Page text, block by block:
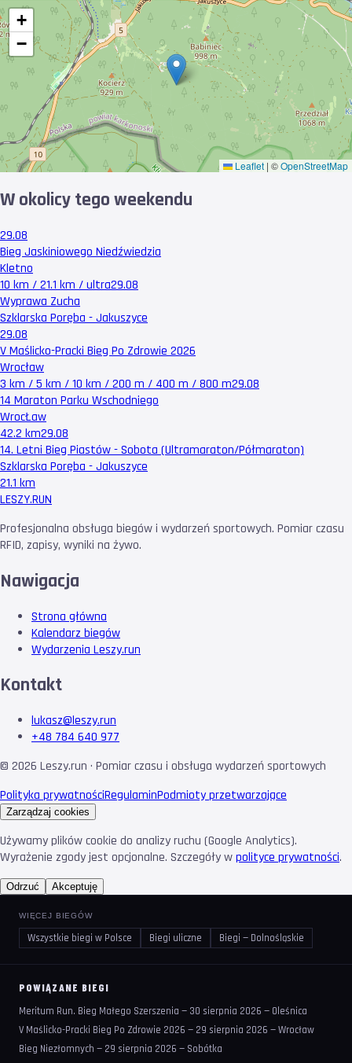
+
−
Leaflet | ©OpenStreetMap
W okolicy tego weekendu
29.08
Bieg Jaskiniowego Niedźwiedzia
Kletno
10 km / 21.1 km / ultra29.08
Wyprawa Zucha
Szklarska Poręba - Jakuszyce
29.08
V Maślicko-Pracki Bieg Po Zdrowie 2026
Wrocław
3 km / 5 km / 10 km / 200 m / 400 m / 800 m29.08
14 Maraton Parku Wschodniego
WrocŁaw
42.2 km29.08
14. Letni Bieg Piastów - Sobota (Ultramaraton/Półmaraton)
Szklarska Poręba - Jakuszyce
21.1 km
LESZY.RUN
Profesjonalna obsługa biegów i wydarzeń sportowych. Pomiar czasu
RFID, zapisy, wyniki na żywo.
Nawigacja
Strona główna
Kalendarz biegów
Wydarzenia Leszy.run
Kontakt
lukasz@leszy.run
+48 784 640 977
© 2026 Leszy.run · Pomiar czasu i obsługa wydarzeń sportowych
Polityka prywatnościRegulaminPodmioty przetwarzające
Zarządzaj cookies
Używamy plików cookie do analizy ruchu (Google Analytics).
Wyrażenie zgody jest opcjonalne. Szczegóły wpolityce prywatności.
Odrzuć Akceptuję
WIĘCEJ BIEGÓW
Wszystkie biegi w Polsce Biegi uliczne Biegi — Dolnośląskie
POWIĄZANE BIEGI
Meritum Run. Bieg Małego Szerszenia — 30 sierpnia 2026 — Oleśnica
V Maślicko-Pracki Bieg Po Zdrowie 2026 — 29 sierpnia 2026 — Wrocław
Bieg Niezłomnych — 29 sierpnia 2026 — Sobótka